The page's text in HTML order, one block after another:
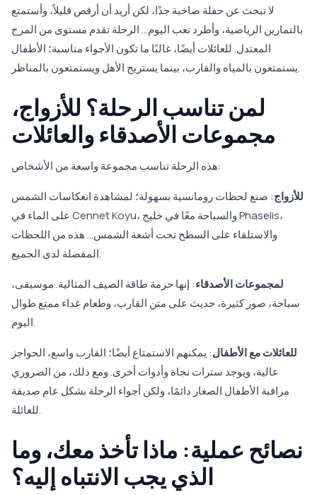
لا تبحث عن حفلة صاخبة جدًا، لكن أريد أن أرقص قليلاً، وأستمتع
بالتمارين الرياضية، وأطرد تعب اليوم... الرحلة تقدم مستوى من المرح
المعتدل. للعائلات أيضًا، غالبًا ما تكون الأجواء مناسبة؛ الأطفال
يستمتعون بالمياه والقارب، بينما يستريح الأهل ويستمتعون بالمناظر.
لمن تناسب الرحلة؟ للأزواج،
مجموعات الأصدقاء والعائلات
هذه الرحلة تناسب مجموعة واسعة من الأشخاص:
للأزواج: صنع لحظات رومانسية بسهولة؛ لمشاهدة انعكاسات الشمس
على الماء في Cennet Koyu، والسباحة معًا في خليج Phaselis،
والاستلقاء على السطح تحت أشعة الشمس... هذه من اللحظات
المفضلة لدى الجميع.
لمجموعات الأصدقاء: إنها حزمة طاقة الصيف المثالية. موسيقى،
سباحة، صور كثيرة، حديث على متن القارب، وطعام غداء ممتع طوال
اليوم.
للعائلات مع الأطفال: يمكنهم الاستمتاع أيضًا؛ القارب واسع، الحواجز
عالية، ويوجد سترات نجاة وأدوات أخرى. ومع ذلك، من الضروري
مراقبة الأطفال الصغار دائمًا، ولكن أجواء الرحلة بشكل عام صديقة
للعائلة.
نصائح عملية: ماذا تأخذ معك، وما
الذي يجب الانتباه إليه؟